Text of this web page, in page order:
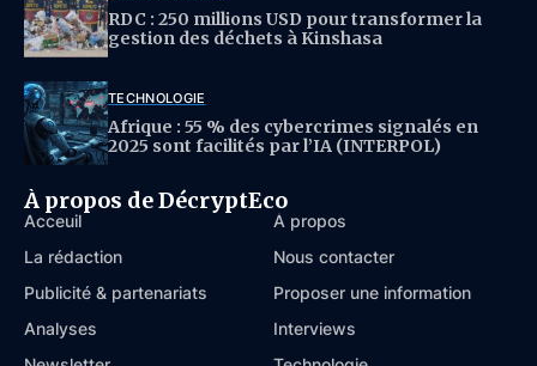
RDC : 250 millions USD pour transformer la
gestion des déchets à Kinshasa
TECHNOLOGIE
Afrique : 55 % des cybercrimes signalés en
2025 sont facilités par l’IA (INTERPOL)
À propos de DécryptEco
Acceuil
À propos
La rédaction
Nous contacter
Publicité & partenariats
Proposer une information
Analyses
Interviews